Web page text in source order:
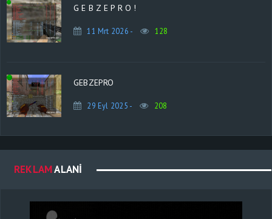
G E B Z E P R O !
11 Mrt 2026 - 128
GEBZEPRO
29 Eyl 2025 - 208
REKLAMALANI